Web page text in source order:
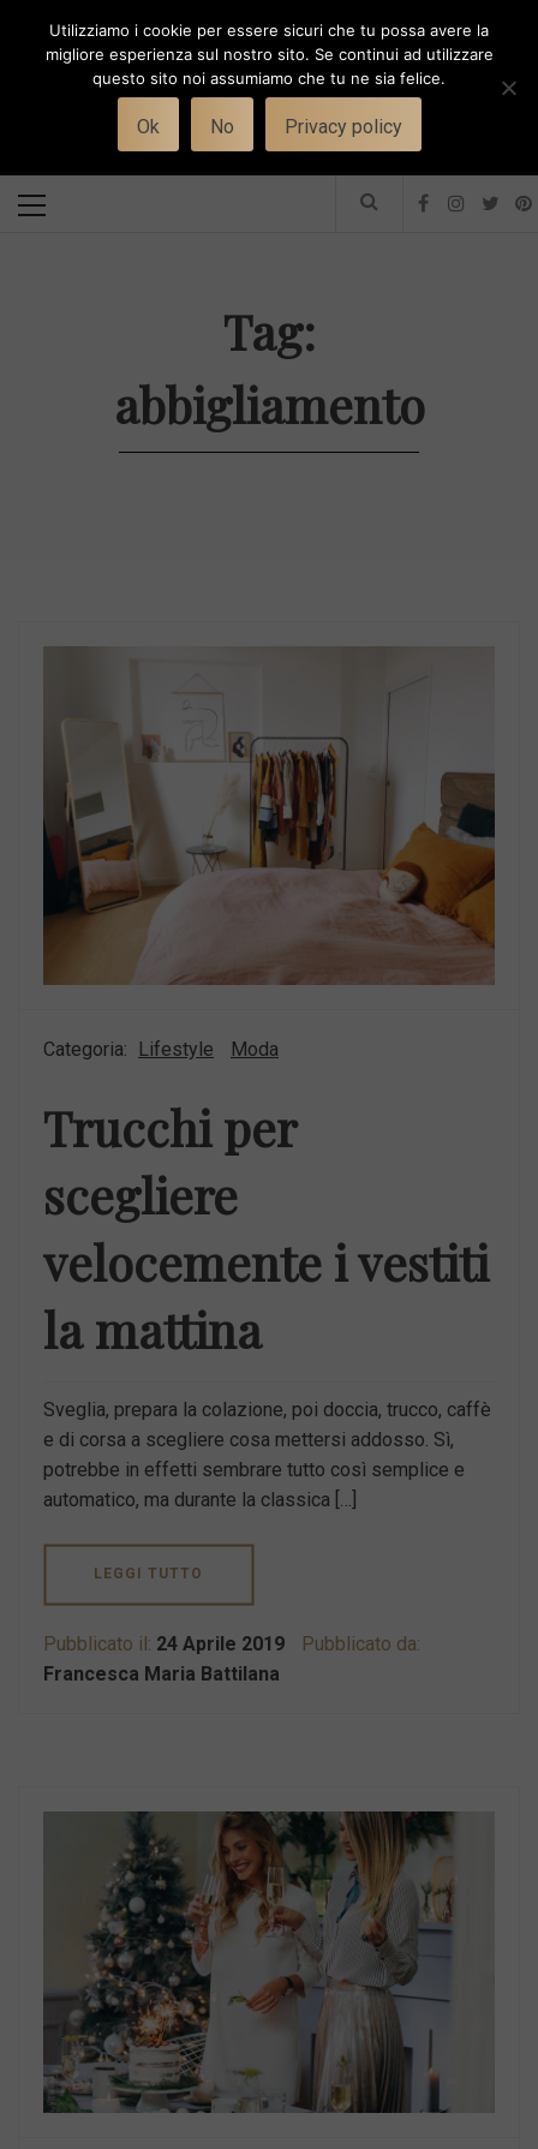
Toggle
WORK-WIFE
Il magazine per le donne che lavorano
Menu
Tag:
abbigliamento
Categoria: Lifestyle Moda
Trucchi per
scegliere
velocemente i vestiti
la mattina
Sveglia, prepara la colazione, poi doccia, trucco, caffè
e di corsa a scegliere cosa mettersi addosso. Sì,
potrebbe in effetti sembrare tutto così semplice e
automatico, ma durante la classica […]
LEGGI TUTTO
Pubblicato il: 24 Aprile 2019
Pubblicato da:
Francesca Maria Battilana
Utilizziamo i cookie per essere sicuri che tu possa avere la
migliore esperienza sul nostro sito. Se continui ad utilizzare
questo sito noi assumiamo che tu ne sia felice.
Ok No Privacy policy